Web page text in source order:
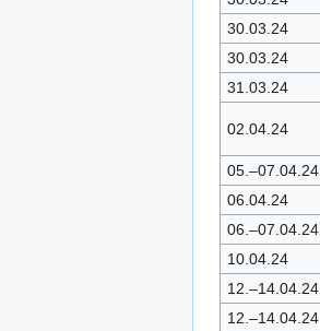
30.03.24
30.03.24
31.03.24
02.04.24
05.–07.04.24
06.04.24
06.–07.04.24
10.04.24
12.–14.04.24
12.–14.04.24